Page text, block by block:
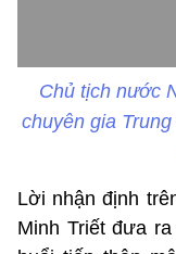
Chủ tịch nước
chuyên gia
Lời nhận định
Minh Triết đưa